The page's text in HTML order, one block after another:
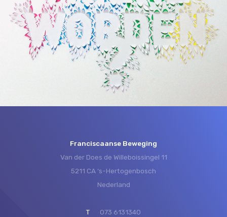
Franciscaanse Beweging
Van der Does de Willeboissingel 11
5211 CA ‘s-Hertogenbosch
Nederland
T
073 6131340